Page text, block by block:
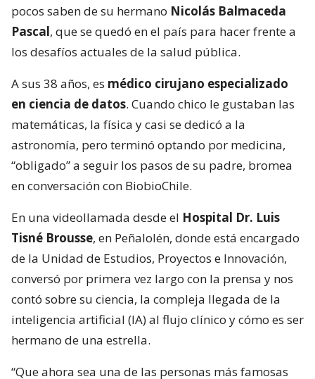
pocos saben de su hermano Nicolás Balmaceda
Pascal, que se quedó en el país para hacer frente a
los desafíos actuales de la salud pública.
A sus 38 años, es médico cirujano especializado
en ciencia de datos. Cuando chico le gustaban las
matemáticas, la física y casi se dedicó a la
astronomía, pero terminó optando por medicina,
“obligado” a seguir los pasos de su padre, bromea
en conversación con BiobioChile.
En una videollamada desde el Hospital Dr. Luis
Tisné Brousse, en Peñalolén, donde está encargado
de la Unidad de Estudios, Proyectos e Innovación,
conversó por primera vez largo con la prensa y nos
contó sobre su ciencia, la compleja llegada de la
inteligencia artificial (IA) al flujo clínico y cómo es ser
hermano de una estrella.
“Que ahora sea una de las personas más famosas